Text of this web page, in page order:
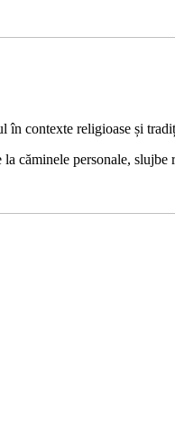
în contexte religioase și
căminele personale,